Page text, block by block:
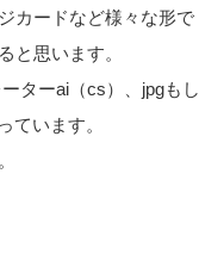
カードなど様々な形で
と思います。
ターai（cs）、jpgもし
ています。